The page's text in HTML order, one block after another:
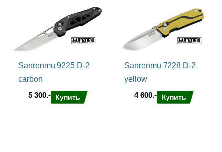
Sanrenmu 9225 D-2
carbon
5 300.-
Купить
Sanrenmu 7228 D-2
yellow
4 600.-
Купить